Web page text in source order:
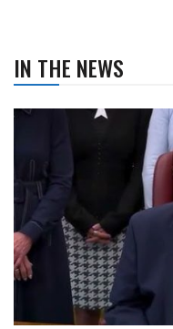
IN THE NEWS